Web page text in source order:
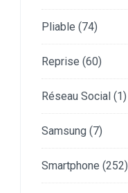
Pliable (74)
Reprise (60)
Réseau Social (1)
Samsung (7)
Smartphone (252)